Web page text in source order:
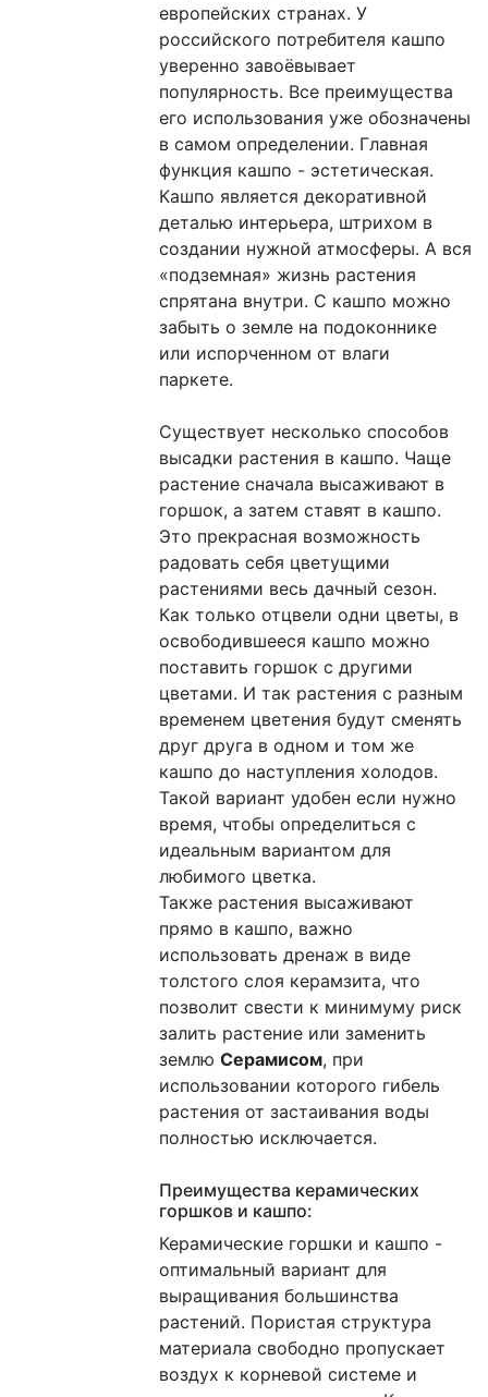
европейских странах. У
российского потребителя кашпо
уверенно завоёвывает
популярность. Все преимущества
его использования уже обозначены
в самом определении. Главная
функция кашпо - эстетическая.
Кашпо является декоративной
деталью интерьера, штрихом в
создании нужной атмосферы. А вся
«подземная» жизнь растения
спрятана внутри. С кашпо можно
забыть о земле на подоконнике
или испорченном от влаги
паркете.
Существует несколько способов
высадки растения в кашпо. Чаще
растение сначала высаживают в
горшок, а затем ставят в кашпо.
Это прекрасная возможность
радовать себя цветущими
растениями весь дачный сезон.
Как только отцвели одни цветы, в
освободившееся кашпо можно
поставить горшок с другими
цветами. И так растения с разным
временем цветения будут сменять
друг друга в одном и том же
кашпо до наступления холодов.
Такой вариант удобен если нужно
время, чтобы определиться с
идеальным вариантом для
любимого цветка.
Также растения высаживают
прямо в кашпо, важно
использовать дренаж в виде
толстого слоя керамзита, что
позволит свести к минимуму риск
залить растение или заменить
землю Серамисом, при
использовании которого гибель
растения от застаивания воды
полностью исключается.
Преимущества керамических
горшков и кашпо:
Керамические горшки и кашпо -
оптимальный вариант для
выращивания большинства
растений. Пористая структура
материала свободно пропускает
воздух к корневой системе и